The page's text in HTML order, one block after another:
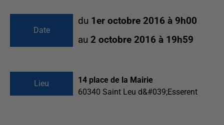
Date
du 1er octobre 2016 à 9h00
au 2 octobre 2016 à 19h59
Lieu
14 place de la Mairie
60340 Saint Leu d&#039;Esserent